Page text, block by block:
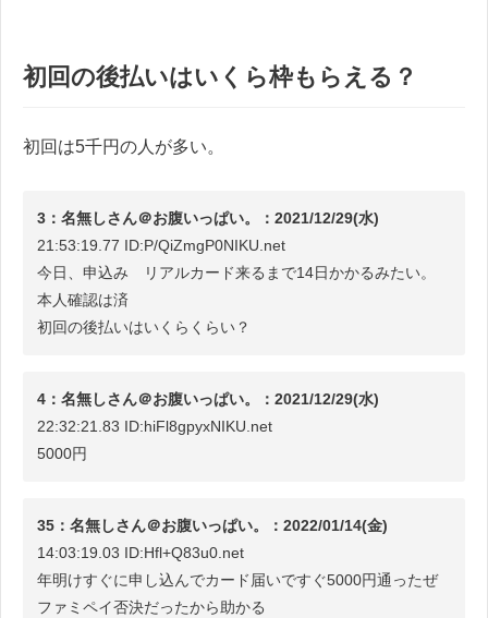
初回の後払いはいくら枠もらえる？
初回は5千円の人が多い。
3：名無しさん＠お腹いっぱい。：2021/12/29(水)
21:53:19.77 ID:P/QiZmgP0NIKU.net
今日、申込み リアルカード来るまで14日かかるみたい。
本人確認は済
初回の後払いはいくらくらい？
4：名無しさん＠お腹いっぱい。：2021/12/29(水)
22:32:21.83 ID:hiFl8gpyxNIKU.net
5000円
35：名無しさん＠お腹いっぱい。：2022/01/14(金)
14:03:19.03 ID:Hfl+Q83u0.net
年明けすぐに申し込んでカード届いですぐ5000円通ったぜ
ファミペイ否決だったから助かる